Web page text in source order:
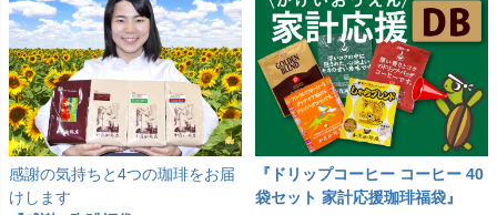
感謝の気持ちと4つの珈琲をお届
けします
『ドリップコーヒー コーヒー 40
袋セット 家計応援珈琲福袋』